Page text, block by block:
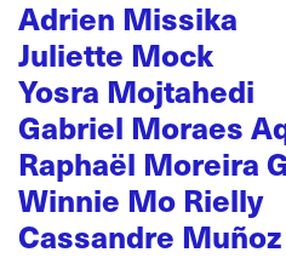
Adrien Missika
Juliette Mock
Yosra Mojtahedi
Gabriel Moraes
Raphaël Moreira
Winnie Mo Rielly
Cassandre Muñoz